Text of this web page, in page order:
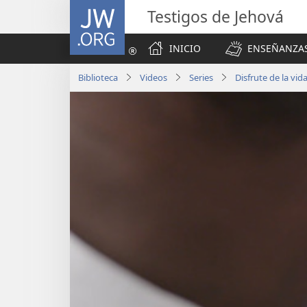
JW.ORG Testigos de Jehová
INICIO
Biblioteca Videos Series Disfrute de la